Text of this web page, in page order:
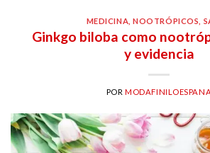
MEDICINA ,NOOTRÓPICOS
Ginkgo biloba como
y evidencia
PORMODAFINILOESPANA